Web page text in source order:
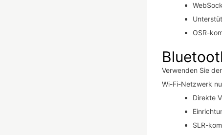
OSR-
Verwenden Sie
Wi-Fi-Netzwerk
Direkte
SLR-